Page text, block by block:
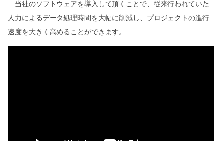
当社のソフトウェアを導入して頂くことで、従来行われていた
人力によるデータ処理時間を大幅に削減し、プロジェクトの進行
速度を大きく高めることができます。